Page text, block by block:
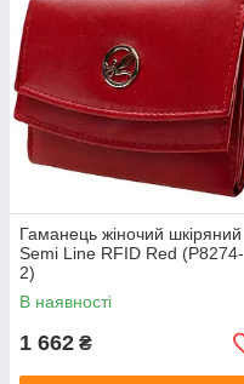
Гаманець жіночий шкіряний
Semi Line RFID Red (P8274-
2)
В наявності
1 662 ₴